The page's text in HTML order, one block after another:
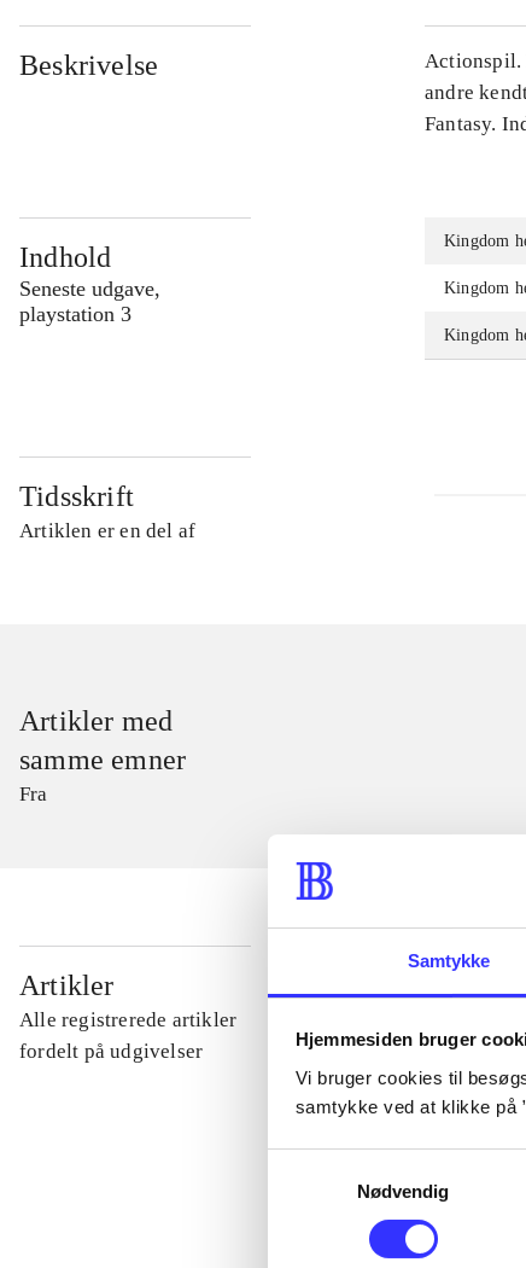
Samtykke
Hjemmesiden bruger
Vi bruger cookies til
samtykke ved at klikke på
Nødvendig
Beskrivelse
Actionspil.
andre
Fantasy.
Indhold
Seneste udgave,
playstation 3
Kingdom
Kingdom
Kingdom
Tidsskrift
Artiklen er en del af
Artikler med
samme emner
Fra
Artikler
Alle registrerede artikler
fordelt på udgivelser
...
...
...